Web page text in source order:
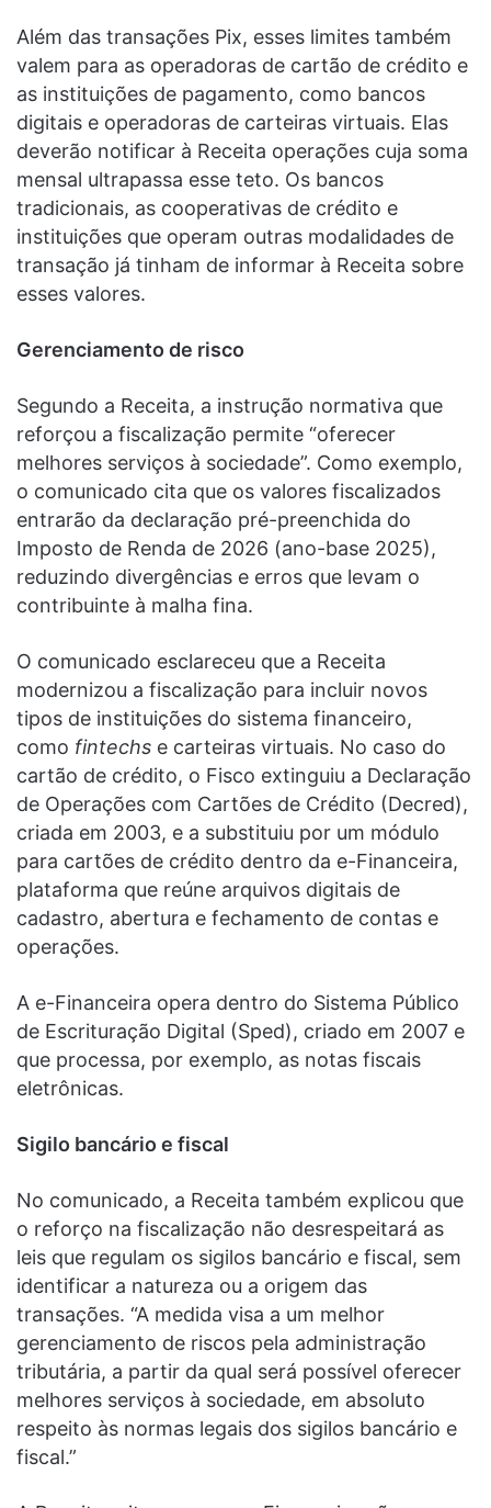
Além das transações Pix, esses limites também
valem para as operadoras de cartão de crédito e
as instituições de pagamento, como bancos
digitais e operadoras de carteiras virtuais. Elas
deverão notificar à Receita operações cuja soma
mensal ultrapassa esse teto. Os bancos
tradicionais, as cooperativas de crédito e
instituições que operam outras modalidades de
transação já tinham de informar à Receita sobre
esses valores.
Gerenciamento de risco
Segundo a Receita, a instrução normativa que
reforçou a fiscalização permite “oferecer
melhores serviços à sociedade”. Como exemplo,
o comunicado cita que os valores fiscalizados
entrarão da declaração pré-preenchida do
Imposto de Renda de 2026 (ano-base 2025),
reduzindo divergências e erros que levam o
contribuinte à malha fina.
O comunicado esclareceu que a Receita
modernizou a fiscalização para incluir novos
tipos de instituições do sistema financeiro,
como fintechs e carteiras virtuais. No caso do
cartão de crédito, o Fisco extinguiu a Declaração
de Operações com Cartões de Crédito (Decred),
criada em 2003, e a substituiu por um módulo
para cartões de crédito dentro da e-Financeira,
plataforma que reúne arquivos digitais de
cadastro, abertura e fechamento de contas e
operações.
A e-Financeira opera dentro do Sistema Público
de Escrituração Digital (Sped), criado em 2007 e
que processa, por exemplo, as notas fiscais
eletrônicas.
Sigilo bancário e fiscal
No comunicado, a Receita também explicou que
o reforço na fiscalização não desrespeitará as
leis que regulam os sigilos bancário e fiscal, sem
identificar a natureza ou a origem das
transações. “A medida visa a um melhor
gerenciamento de riscos pela administração
tributária, a partir da qual será possível oferecer
melhores serviços à sociedade, em absoluto
respeito às normas legais dos sigilos bancário e
fiscal.”